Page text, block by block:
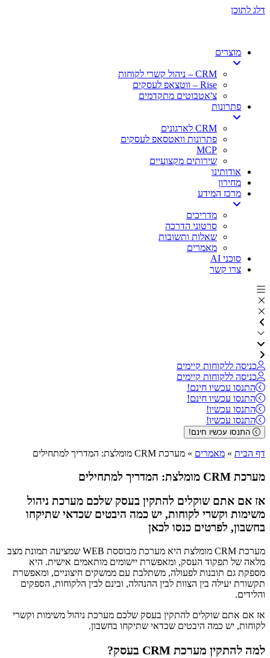
דלג לתוכן
מוצרים
CRM – ניהול קשרי לקוחות
Rise – ווטצאפ לעסקים
צ'אטבוטים מתקדמים
פתרונות
CRM לארגונים
פתרונות וואטסאפ לעסקים
MCP
שירותים מקצועיים
אודותינו
מחירון
מרכז המידע
מדריכים
סרטוני הדרכה
שאלות ותשובות
מאמרים
סוכני AI
צרו קשר
כניסה ללקוחות קיימים
כניסה ללקוחות קיימים
התנסו עכשיו חינם!
התנסו עכשיו חינם!
התנסו עכשיו!
התנסו עכשיו!
התנסו עכשיו חינם!
דף הבית » מאמרים » מערכת CRM מומלצת: המדריך למתחילים
מערכת CRM מומלצת: המדריך למתחילים
אז אם אתם שוקלים להתקין בעסק שלכם מערכת ניהול
משימות וקשרי לקוחות, יש כמה היבטים שכדאי שתיקחו
בחשבון, לפרטים כנסו לכאן
מערכת CRM מומלצת היא מערכת מבוססת WEB שמציעה תמונת מצב
מלאה של תפקוד העסק, ומאפשרת יישומים מותאמים אישית. היא
מספקת גם תובנות לפעולה, משתלבת עם ממשקים חיצוניים, ומאפשרת
תקשורת יעילה בין הצוות לבין ההנהלה, ובינם לבין הלקוחות, הספקים
והלידים.
אז אם אתם שוקלים להתקין בעסק שלכם מערכת ניהול משימות וקשרי
לקוחות, יש כמה היבטים שכדאי שתיקחו בחשבון.
למה להתקין מערכת CRM בעסק?